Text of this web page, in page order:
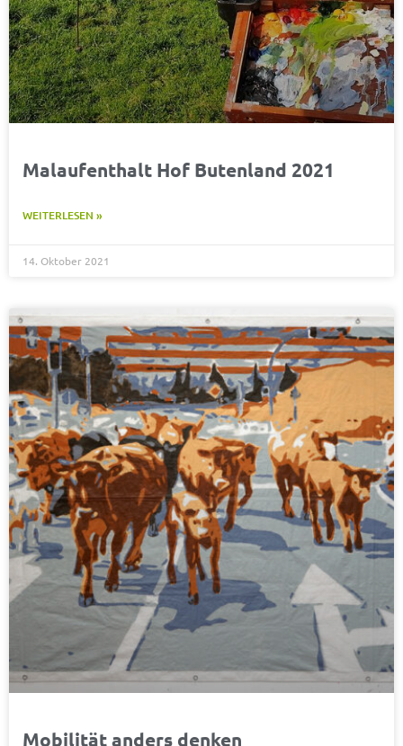
Malaufenthalt Hof Butenland 2021
WEITERLESEN »
14. Oktober 2021
Mobilität anders denken